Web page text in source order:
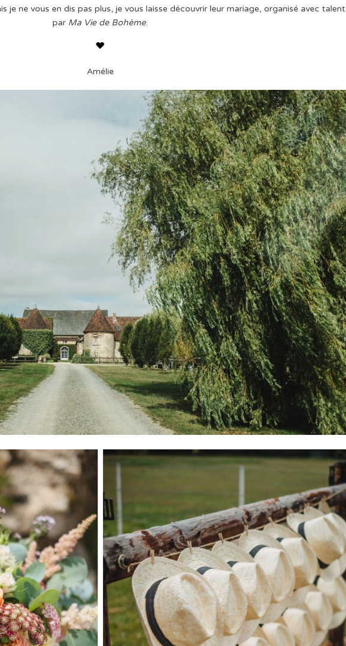
je ne vous en dis pas plus, je vous laisse découvrir leur mariage, organisé avec talent
par Ma Vie de Bohème.
Amélie